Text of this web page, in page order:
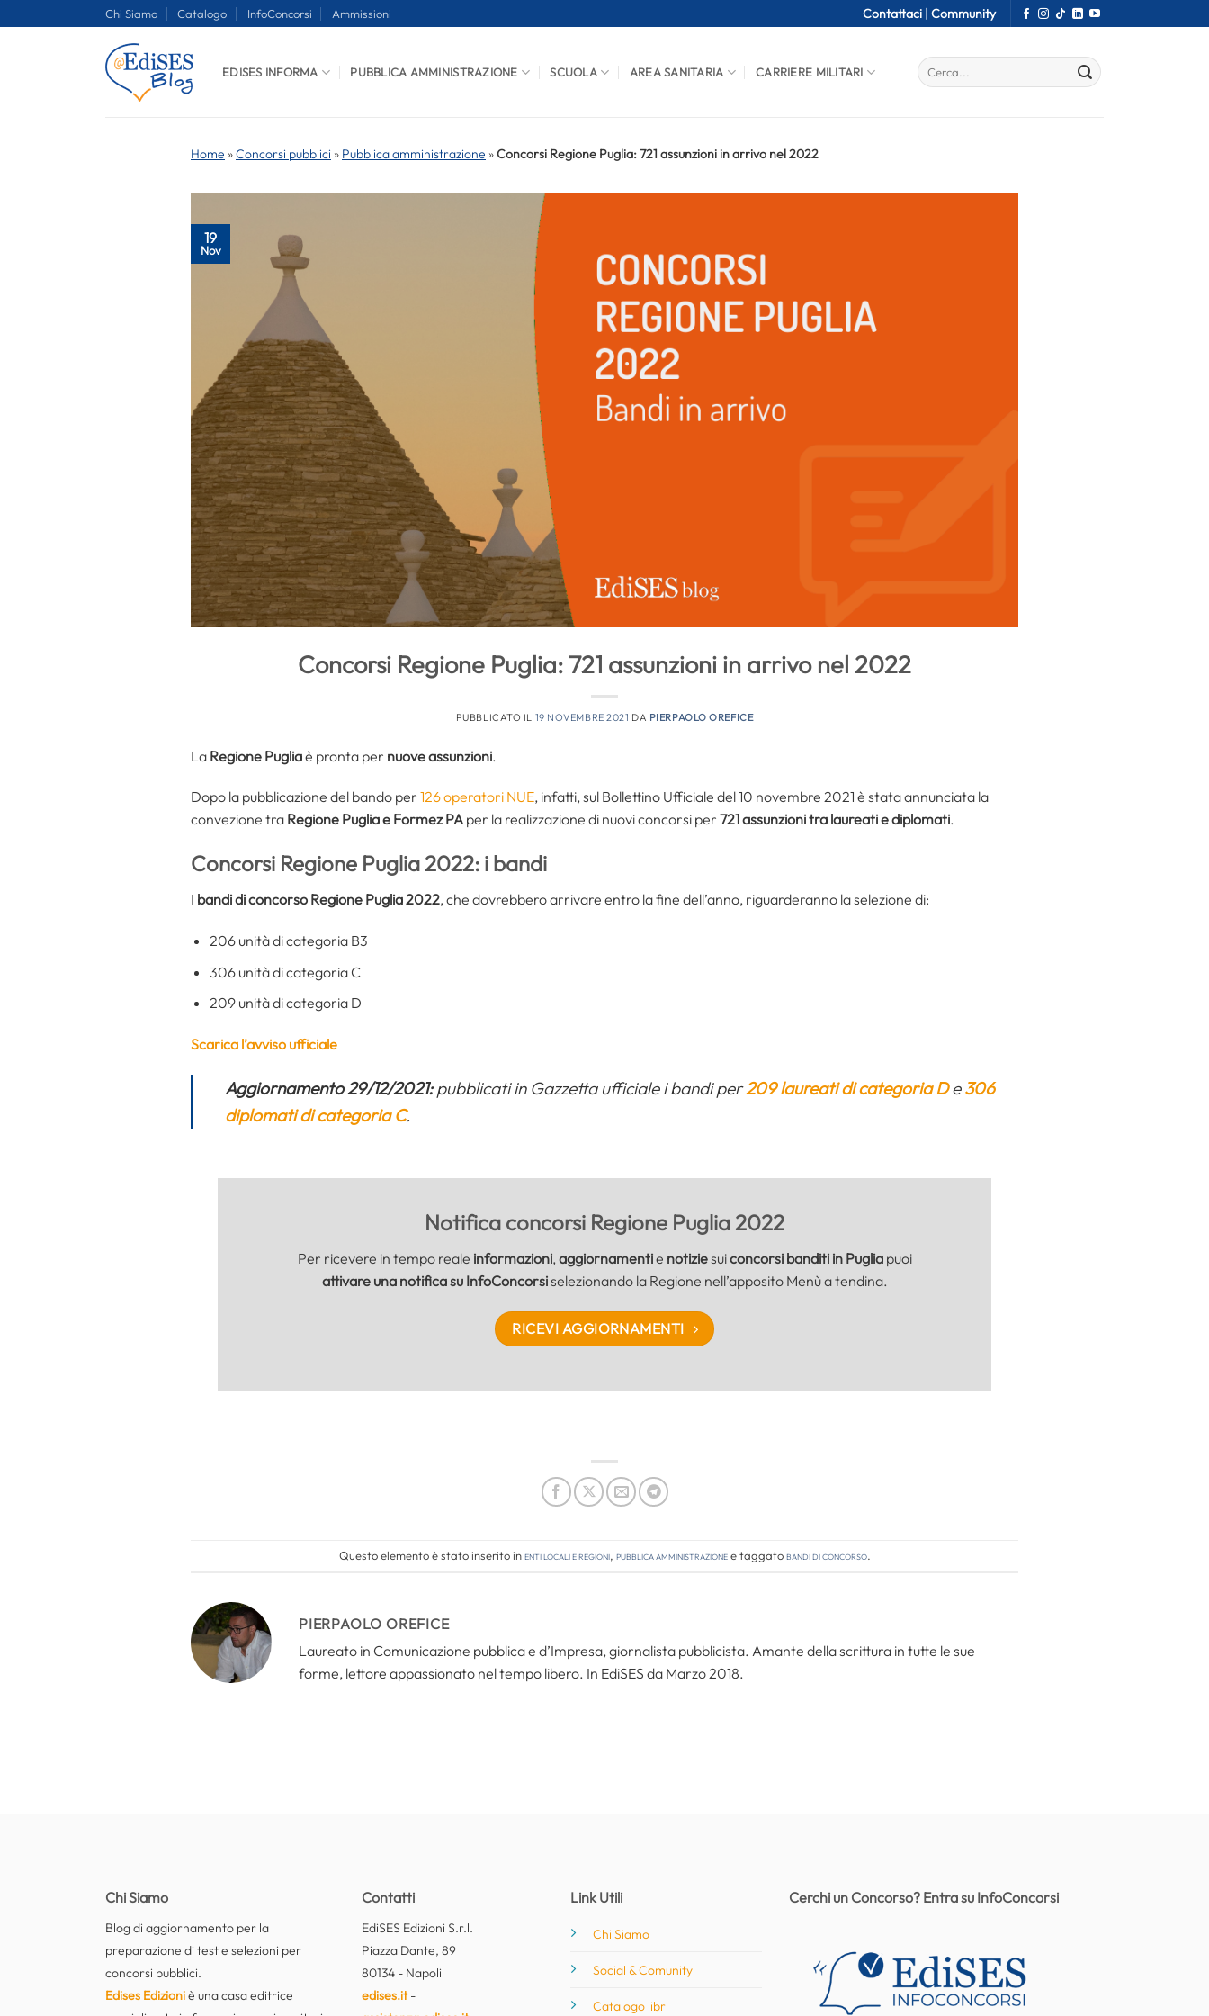
Chi Siamo Catalogo InfoConcorsi Ammissioni Contattaci | Community
EDISES INFORMA PUBBLICA AMMINISTRAZIONE SCUOLA AREA SANITARIA CARRIERE MILITARI
Home »Concorsi pubblici » Pubblica amministrazione »Concorsi Regione Puglia: 721 assunzioni in arrivo nel 2022
19
Nov
Concorsi Regione Puglia: 721 assunzioni in arrivo nel 2022
PUBBLICATO IL 19 NOVEMBRE 2021 DA PIERPAOLO OREFICE
La Regione Pugliaè pronta per nuove assunzioni.
Dopo la pubblicazione del bando per 126 operatori NUE, infatti, sul Bollettino Ufficiale del 10 novembre 2021 è stata annunciata la
convezione tra Regione Puglia e Formez PA per la realizzazione di nuovi concorsi per 721 assunzioni tra laureati e diplomati.
Concorsi Regione Puglia 2022: i bandi
I bandi di concorso Regione Puglia 2022, che dovrebbero arrivare entro la fine dell’anno, riguarderanno la selezione di:
206 unità di categoria B3
306 unità di categoria C
209 unità di categoria D
Scarica l’avviso ufficiale
Aggiornamento 29/12/2021:pubblicati in Gazzetta ufficiale i bandi per209 laureati di categoria De306
diplomati di categoria C.
Notifica concorsi Regione Puglia 2022
Per ricevere in tempo reale informazioni,aggiornamentie notiziesuiconcorsi banditi in Pugliapuoi
attivare una notifica su InfoConcorsiselezionando la Regione nell’apposito Menù a tendina.
RICEVI AGGIORNAMENTI
Questo elemento è stato inserito inEnti locali e regioni, Pubblica amministrazionee taggatobandi di concorso.
PIERPAOLO OREFICE
Laureato in Comunicazione pubblica e d’Impresa, giornalista pubblicista. Amante della scrittura in tutte le sue
forme, lettore appassionato nel tempo libero. In EdiSES da Marzo 2018.
Chi Siamo
Blog di aggiornamento per la
preparazione di test e selezioni per
concorsi pubblici.
Edises Edizioniè una casa editrice
Contatti
EdiSES Edizioni S.r.l.
Piazza Dante, 89
80134 - Napoli
edises.it-
Link Utili
Chi Siamo
Social & Comunity
Catalogo libri
Cerchi un Concorso? Entra su InfoConcorsi